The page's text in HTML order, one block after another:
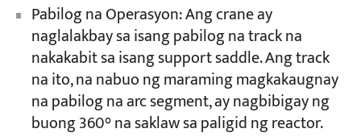
Pabilog na Operasyon: Ang crane ay
naglalakbay sa isang pabilog na track na
nakakabit sa isang support saddle. Ang track
na ito, na nabuo ng maraming magkakaugnay
na pabilog na arc segment, ay nagbibigay ng
buong 360° na saklaw sa paligid ng reactor.